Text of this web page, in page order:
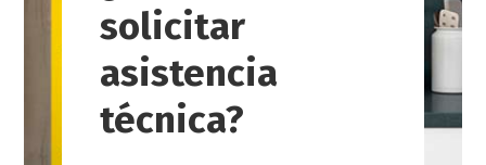
solicitar
asistencia
técnica?